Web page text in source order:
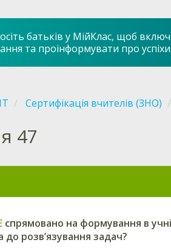
батьків у МійКлас, щоб
та проінформувати про успіхи
Сертифікація вчителів (ЗНО)
47
спрямовано на формування в
розв’язування задач?